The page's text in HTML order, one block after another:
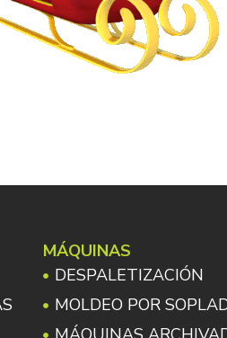
MÁQUINAS
DESPALETIZACIÓN
MOLDEO POR